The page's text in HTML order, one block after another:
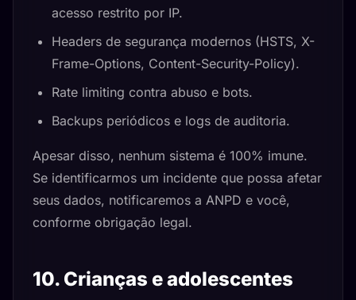
acesso restrito por IP.
Headers de segurança modernos (HSTS, X-
Frame-Options, Content-Security-Policy).
Rate limiting contra abuso e bots.
Backups periódicos e logs de auditoria.
Apesar disso, nenhum sistema é 100% imune.
Se identificarmos um incidente que possa afetar
seus dados, notificaremos a ANPD e você,
conforme obrigação legal.
10. Crianças e adolescentes